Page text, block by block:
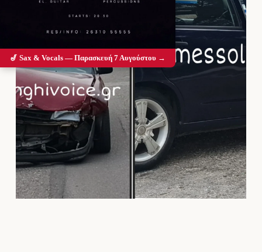
🎷 Sax & Vocals — Παρασκευή 7 Αυγούστου →